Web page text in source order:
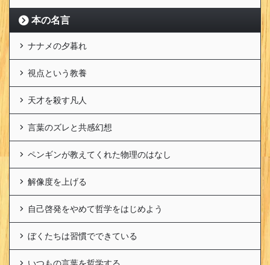
本の名言
ナナメの夕暮れ
視点という教養
天才を殺す凡人
言葉のズレと共感幻想
ペンギンが教えてくれた物理のはなし
解像度を上げる
自己啓発をやめて哲学をはじめよう
ぼくたちは習慣でできている
いつもの言葉を哲学する